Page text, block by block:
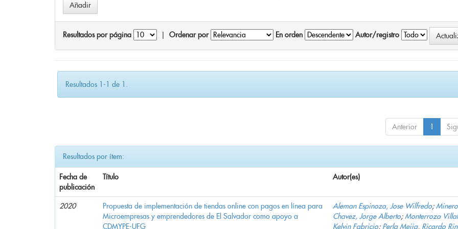
Resultados por página Ordenar por En orden Autor/registro
Resultados 1-1 de 1.
Anterior 1
Resultados por ítem:
Fecha de
publicación
Título Autor(es)
2020
Propuesta de implementación de tiendas online con pagos en línea para
Microempresas y emprendedores de El Salvador como apoyo a
CDMYPE-UFG
Aleman Espinoza, Jose Wilfredo;Minero
Chavez, Jorge Alberto;Monterroza
Kelvin Fabricio; Perla Mejia, Ricardo